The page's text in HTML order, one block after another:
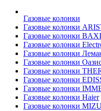
Газовые колонки
Газовые колонки
Газовые колонки BAXI
Газовые колонки
Газовые колонки
Газовые колонки
Газовые колонки
Газовые колонки
Газовые колонки
Газовые колонки Haier
Газовые колонки